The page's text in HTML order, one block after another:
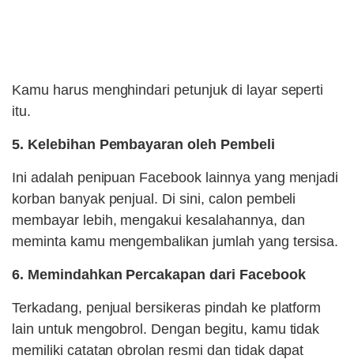
Kamu harus menghindari petunjuk di layar seperti
itu.
5. Kelebihan Pembayaran oleh Pembeli
Ini adalah penipuan Facebook lainnya yang menjadi
korban banyak penjual. Di sini, calon pembeli
membayar lebih, mengakui kesalahannya, dan
meminta kamu mengembalikan jumlah yang tersisa.
6. Memindahkan Percakapan dari Facebook
Terkadang, penjual bersikeras pindah ke platform
lain untuk mengobrol. Dengan begitu, kamu tidak
memiliki catatan obrolan resmi dan tidak dapat